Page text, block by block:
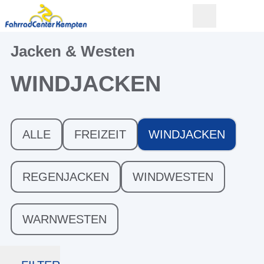
Jacken & Westen
WINDJACKEN
ALLE FREIZEIT WINDJACKEN
REGENJACKEN WINDWESTEN
WARNWESTEN